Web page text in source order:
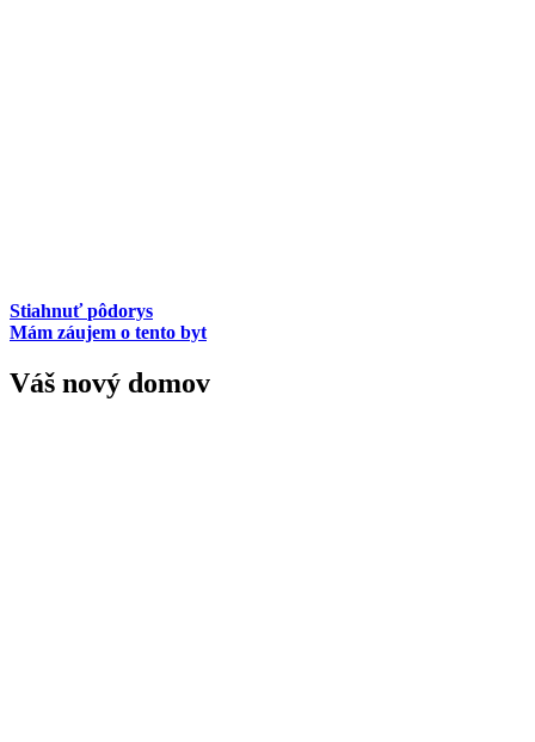
Stiahnuťpôdorys
Mám záujem o tento byt
Váš nový domov